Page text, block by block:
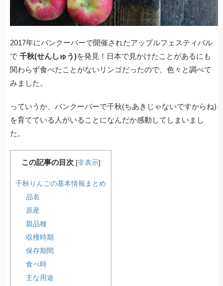
2017年にバンクーバーで開催されたアップルフェスティバル
で 千秋(せんしゅう)を発見！日本で見かけたことがあるにも
関わらず食べたことがないリンゴだったので、色々と調べて
みました。
っていうか、バンクーバーで千秋(ちあきじゃないですからね)
を育てている人がいることになんだか感動してしまいまし
た。
この記事の目次 [非表示]
千秋りんごの基本情報まとめ
品名
原産
親品種
収穫時期
保存期間
食べ時
主な用途